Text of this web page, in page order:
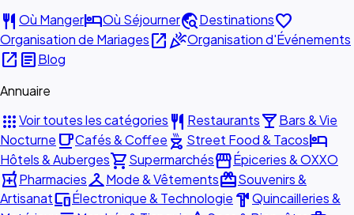
restaurant Où MangerhotelOù Séjournertravel_exploreDestinationsfavorite
Organisation de Mariagesopen_in_newcelebrationOrganisation d'Événements
open_in_new articleBlog
Annuaire
appsVoir toutes les catégories restaurant Restaurantslocal_barBars & Vie
Nocturne local_cafeCafés & Coffee outdoor_grill Street Food & Tacoshotel
Hôtels & Aubergesshopping_cartSupermarchésstorefrontÉpiceries & OXXO
local_pharmacyPharmaciescheckroomMode & VêtementsredeemSouvenirs &
ArtisanatdevicesÉlectronique & Technologie hardwareQuincailleries &